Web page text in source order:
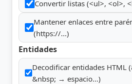
Convertir listas (<ul>, <ol>,
Mantener enlaces entre
(https://...)
Entidades
Decodificar entidades HTML
&nbsp; → espacio...)